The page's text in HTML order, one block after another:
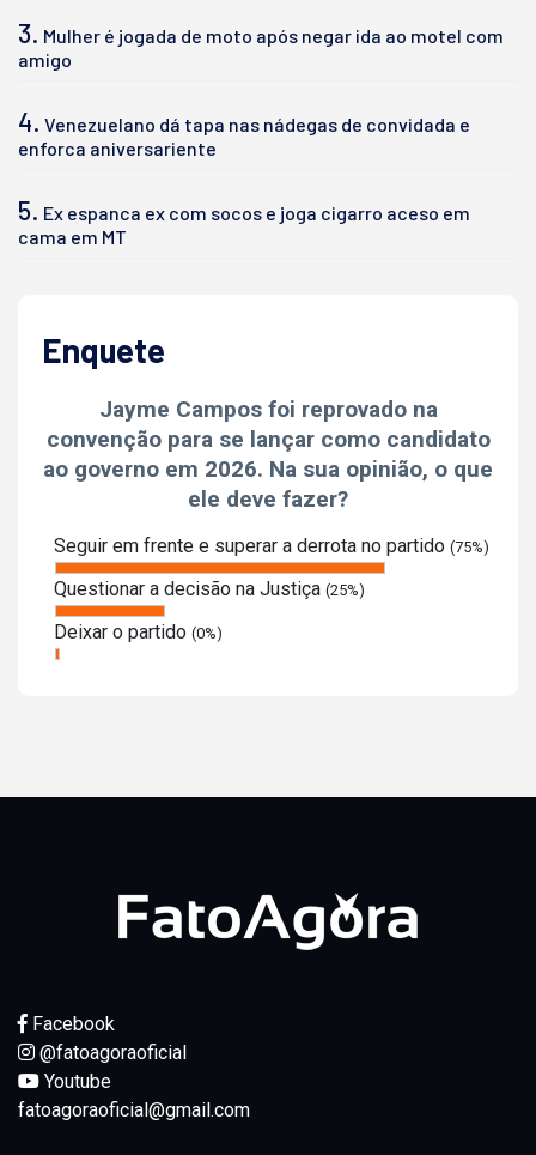
3. Mulher é jogada de moto após negar ida ao motel com
amigo
4. Venezuelano dá tapa nas nádegas de convidada e
enforca aniversariente
5. Ex espanca ex com socos e joga cigarro aceso em
cama em MT
Enquete
Jayme Campos foi reprovado na
convenção para se lançar como candidato
ao governo em 2026. Na sua opinião, o que
ele deve fazer?
Seguir em frente e superar a derrota no partido (75%)
Questionar a decisão na Justiça (25%)
Deixar o partido (0%)
Facebook
@fatoagoraoficial
Youtube
fatoagoraoficial@gmail.com